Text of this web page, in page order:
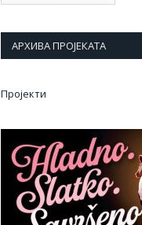
АРХИВА ПРОЈЕКАТА
Пројекти